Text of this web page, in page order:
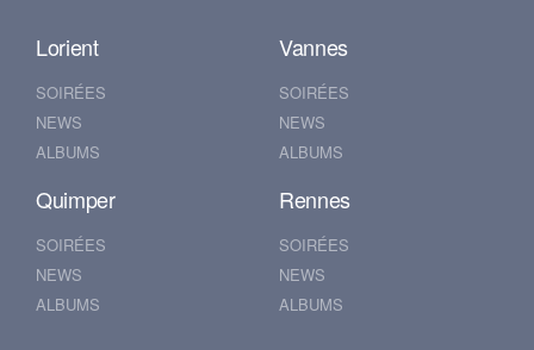
Lorient
SOIRÉES
NEWS
ALBUMS
Vannes
SOIRÉES
NEWS
ALBUMS
Quimper
SOIRÉES
NEWS
ALBUMS
Rennes
SOIRÉES
NEWS
ALBUMS